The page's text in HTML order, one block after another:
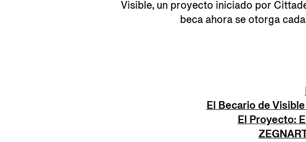
Visible, un proyecto iniciado por
beca ahora se otorga
El Becario de
El Proyecto: